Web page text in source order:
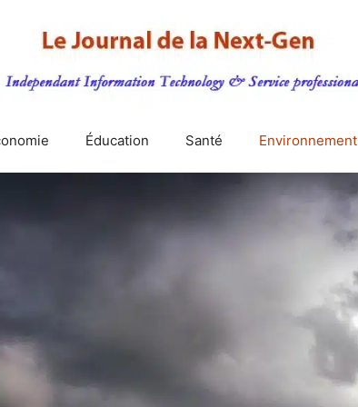
Éducation Santé Environnement